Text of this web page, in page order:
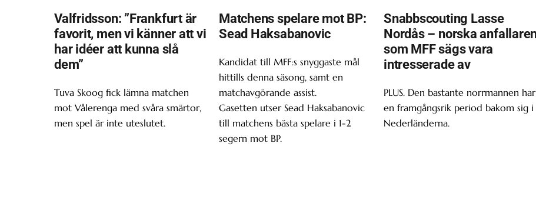
Valfridsson: ”Frankfurt är
favorit, men vi känner att vi
har idéer att kunna slå
dem”
Tuva Skoog fick lämna matchen
mot Vålerenga med svåra smärtor,
men spel är inte uteslutet.
Matchens spelare mot BP:
Sead Haksabanovic
Kandidat till MFF:s snyggaste mål
hittills denna säsong, samt en
matchavgörande assist.
Gasetten utser Sead Haksabanovic
till matchens bästa spelare i 1-2
segern mot BP.
Snabbscouting Lasse
Nordås – norska
som MFF sägs vara
intresserade av
PLUS. Den bastante norrmannen har
en framgångsrik period bakom sig i
Nederländerna.